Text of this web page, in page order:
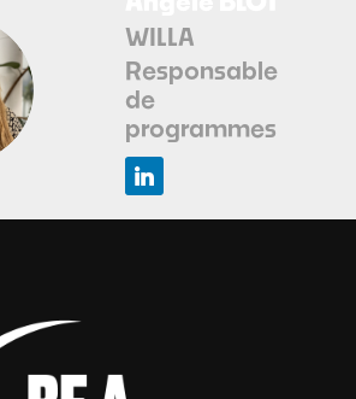
WILLA
Responsable
de
programmes